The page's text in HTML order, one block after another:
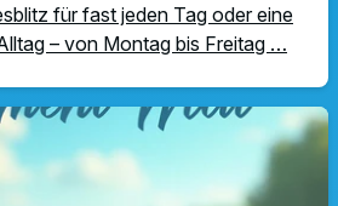
für fast jeden Tag oder eine
– von Montag bis Freitag …